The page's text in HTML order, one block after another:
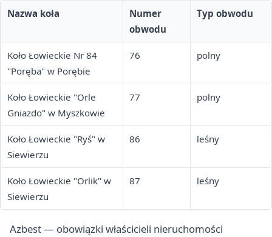
Nazwa koła
Numer
obwodu
Typ obwodu
Koło Łowieckie Nr 84
"Poręba" w Porębie
76 polny
Koło Łowieckie "Orle
Gniazdo" w Myszkowie
77 polny
Koło Łowieckie "Ryś" w
Siewierzu
86 leśny
Koło Łowieckie "Orlik" w
Siewierzu
87 leśny
Azbest — obowiązki właścicieli nieruchomości